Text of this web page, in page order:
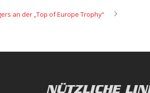
an der „Top of Europe Trophy“
NÜTZLICHE